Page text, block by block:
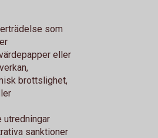
som
eller
brottslighet,
utredningar
sanktioner